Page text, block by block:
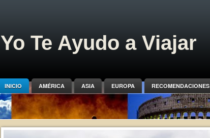
Yo Te Ayudo a Viajar
INICIO AMÉRICA ASIA EUROPA RECOMENDACIONES